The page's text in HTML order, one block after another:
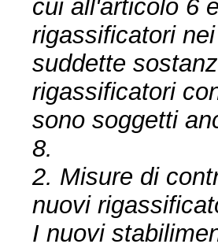
cui all'articolo 6
rigassificatori
suddette
rigassificatori
sono soggetti
8.
2. Misure di
nuovi
I nuovi